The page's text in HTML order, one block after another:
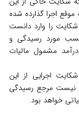
اجرا گذارده شده
را وارد دانست
مورد رسیدگی و
مشمول مالیات
اجرایی از این
نیست مرجع رسیدگی
خواهد بود.